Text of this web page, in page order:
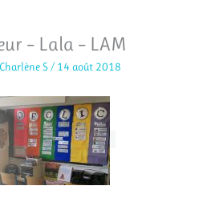
– Lala – LAM
Charlène S / 14 août 2018